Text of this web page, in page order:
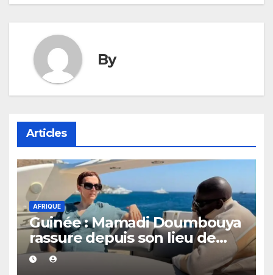
By
Articles
AFRIQUE
Guinée : Mamadi Doumbouya
rassure depuis son lieu de
vacances